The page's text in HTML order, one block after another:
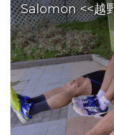
Salomon <<越